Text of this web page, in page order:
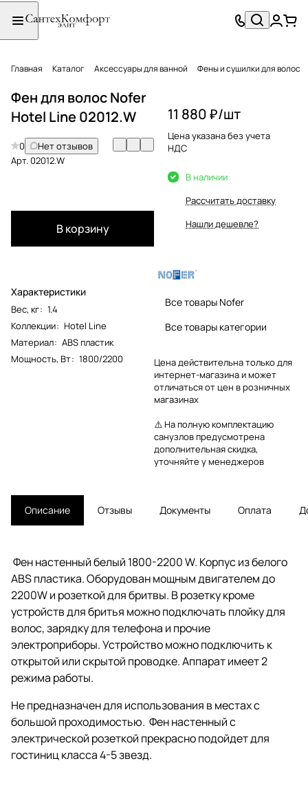
Главная Каталог Аксессуары для ванной Фены и сушилки для волос
Фен для волос Nofer
Hotel Line 02012.W
0
Нет отзывов
Арт.02012.W
В корзину
Характеристики
Вес, кг: 1.4
Коллекции: Hotel Line
Материал: ABS пластик
Мощность, Вт: 1800/2200
11 880 ₽/шт
Цена указана без учета
НДС
В наличии
Рассчитать доставку
Нашли дешевле?
Все товары Nofer
Все товары категории
Цена действительна только для
интернет-магазина и может
отличаться от цен в розничных
магазинах
⚠️ На полную комплектацию
санузлов предусмотрена
дополнительная скидка,
уточняйте у менеджеров
Описание Отзывы Документы Оплата
Фен настенныйбелый 1800-2200 W. Корпус из белого
ABS пластика. Оборудован мощным двигателем до
2200W и розеткой для бритвы. В розетку кроме
устройств для бритья можно подключать плойку для
волос, зарядку для телефона и прочие
электроприборы. Устройство можно подключить к
открытой или скрытой проводке. Аппарат имеет 2
режима работы.
Не предназначен для использования в местах с
большой проходимостью. Фен настенный с
электрической розеткой прекрасно подойдет для
гостиниц класса 4-5 звезд.